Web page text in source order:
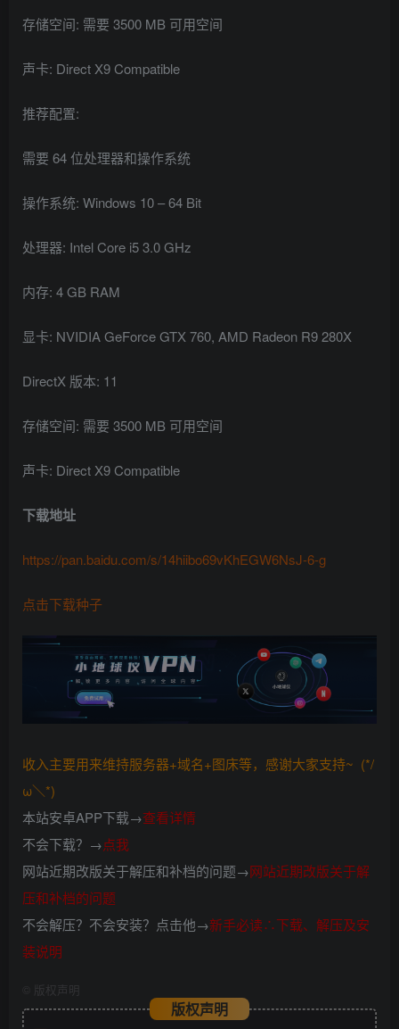
存储空间: 需要 3500 MB 可用空间
声卡: Direct X9 Compatible
推荐配置:
需要 64 位处理器和操作系统
操作系统: Windows 10 – 64 Bit
处理器: Intel Core i5 3.0 GHz
内存: 4 GB RAM
显卡: NVIDIA GeForce GTX 760, AMD Radeon R9 280X
DirectX 版本: 11
存储空间: 需要 3500 MB 可用空间
声卡: Direct X9 Compatible
下载地址
https://pan.baidu.com/s/14hiibo69vKhEGW6NsJ-6-g
点击下载种子
收入主要用来维持服务器+域名+图床等，感谢大家支持~ (*/
ω＼*)
本站安卓APP下载→查看详情
不会下载？→点我
网站近期改版关于解压和补档的问题→网站近期改版关于解
压和补档的问题
不会解压？不会安装？点击他→新手必读∴下载、解压及安
装说明
版权声明
版权声明